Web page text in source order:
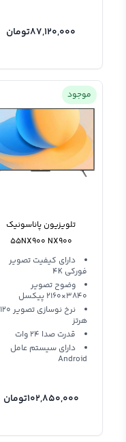
87,120,000تومان
موجود
تلویزیون پاناسونیک
55NX900 NX900
دارای کیفیت تصویر
فورکی 4K
وضوح تصویر
3840×2160 پیکسل
نرخ نوسازی تصویر 120
هرتز
قدرت صدا 24 وات
دارای سیستم عامل
Android
102,850,000تومان